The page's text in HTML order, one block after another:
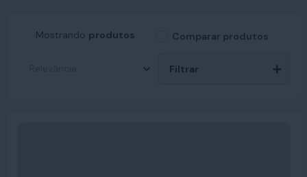
Mostrando produtos Comparar produtos
Filtrar